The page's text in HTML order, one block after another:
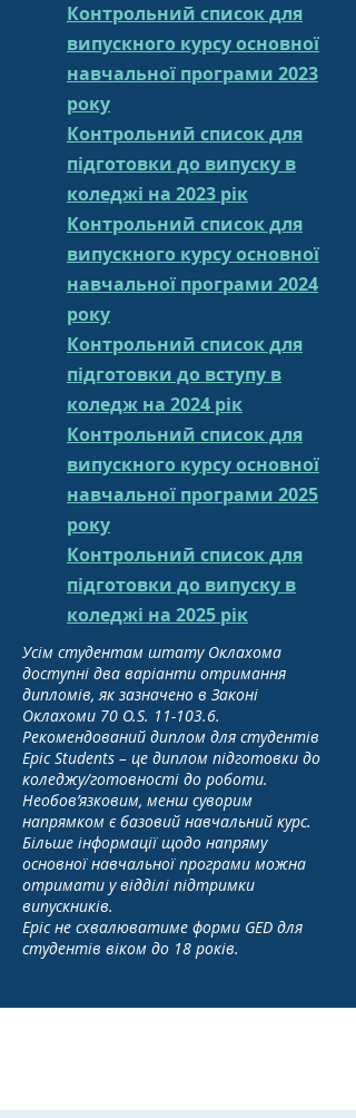
Контрольний список для
випускного курсу основної
навчальної програми 2023
року
Контрольний список для
підготовки до випуску в
коледжі на 2023 рік
Контрольний список для
випускного курсу основної
навчальної програми 2024
року
Контрольний список для
підготовки до вступу в
коледж на 2024 рік
Контрольний список для
випускного курсу основної
навчальної програми 2025
року
Контрольний список для
підготовки до випуску в
коледжі на 2025 рік
Усім студентам штату Оклахома
доступні два варіанти отримання
дипломів, як зазначено в Законі
Оклахоми 70 O.S. 11-103.6.
Рекомендований диплом для студентів
Epic Students – це диплом підготовки до
коледжу/готовності до роботи.
Необов’язковим, менш суворим
напрямком є базовий навчальний курс.
Більше інформації щодо напряму
основної навчальної програми можна
отримати у відділі підтримки
випускників.
Epic не схвалюватиме форми GED для
студентів віком до 18 років.